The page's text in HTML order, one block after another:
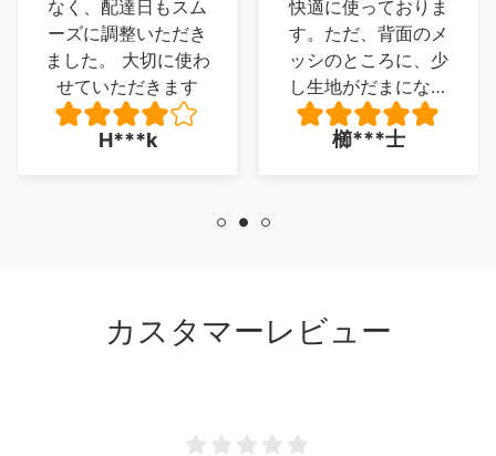
なく、配達日もスム
ーズに調整いただき
ました。 大切に使わ
せていただきます
H***k
快適に使っておりま
す。ただ、背面のメ
ッシのところに、少
し生地がだまになっ
ているところがあ
り、少し残念でした
櫛***士
カスタマーレビュー